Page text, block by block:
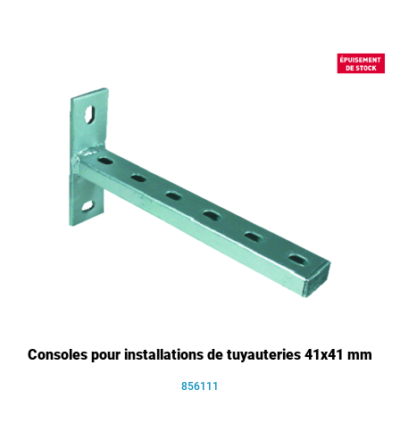
Consoles pour installations de tuyauteries 41x41 mm
856111